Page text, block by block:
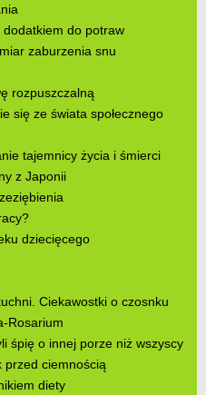
do potraw
zaburzenia snu
rozpuszczalną
się ze świata społecznego
tajemnicy życia i śmierci
z Japonii
dziecięcego
Ciekawostki o czosnku
Rosarium
śpię o innej porze niż wszyscy
przed ciemnością
diety